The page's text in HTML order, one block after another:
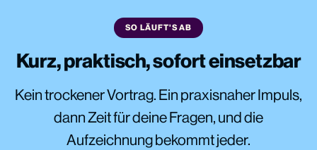
SO LÄUFT'S AB
Kurz, praktisch, sofort einsetzbar
Kein trockener Vortrag. Ein praxisnaher Impuls,
dann Zeit für deine Fragen, und die
Aufzeichnung bekommt jeder.